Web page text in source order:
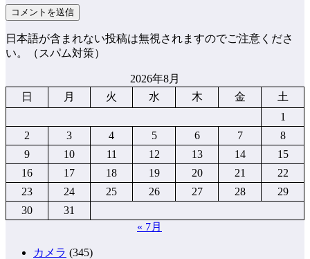
日本語が含まれない投稿は無視されますのでご注意くださ
い。（スパム対策）
2026年8月
日
月 火 水 木 金
土
1
2
3 4 5 6 7
8
9
10 11 12 13 14
15
16
17 18 19 20 21
22
23
24 25 26 27 28
29
30
31
« 7月
カメラ (345)